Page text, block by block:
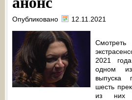
Опубликовано 12.11.2021
2021
одном
выпуска
шесть
из них